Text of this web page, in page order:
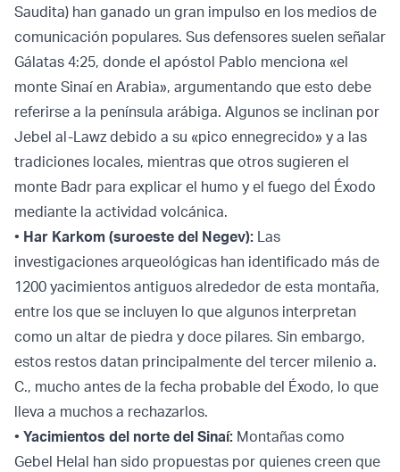
Saudita) han ganado un gran impulso en los medios de
comunicación populares. Sus defensores suelen señalar
Gálatas 4:25, donde el apóstol Pablo menciona «el
monte Sinaí en Arabia», argumentando que esto debe
referirse a la península arábiga. Algunos se inclinan por
Jebel al-Lawz debido a su «pico ennegrecido» y a las
tradiciones locales, mientras que otros sugieren el
monte Badr para explicar el humo y el fuego del Éxodo
mediante la actividad volcánica.
• Har Karkom (suroeste del Negev): Las
investigaciones arqueológicas han identificado más de
1200 yacimientos antiguos alrededor de esta montaña,
entre los que se incluyen lo que algunos interpretan
como un altar de piedra y doce pilares. Sin embargo,
estos restos datan principalmente del tercer milenio a.
C., mucho antes de la fecha probable del Éxodo, lo que
lleva a muchos a rechazarlos.
• Yacimientos del norte del Sinaí: Montañas como
Gebel Helal han sido propuestas por quienes creen que